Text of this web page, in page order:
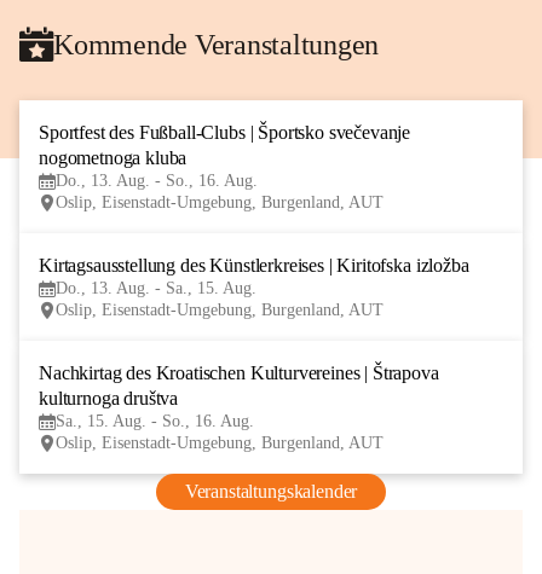
Kommende Veranstaltungen
Sportfest des Fußball-Clubs | Športsko svečevanje
nogometnoga kluba
Do., 13. Aug. - So., 16. Aug.
Oslip, Eisenstadt-Umgebung, Burgenland, AUT
Kirtagsausstellung des Künstlerkreises | Kiritofska izložba
Do., 13. Aug. - Sa., 15. Aug.
Oslip, Eisenstadt-Umgebung, Burgenland, AUT
Nachkirtag des Kroatischen Kulturvereines | Štrapova
kulturnoga društva
Sa., 15. Aug. - So., 16. Aug.
Oslip, Eisenstadt-Umgebung, Burgenland, AUT
Veranstaltungskalender